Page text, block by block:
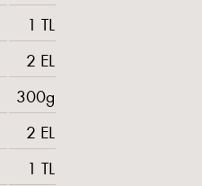
1 TL
2 EL
300g
2 EL
1 TL